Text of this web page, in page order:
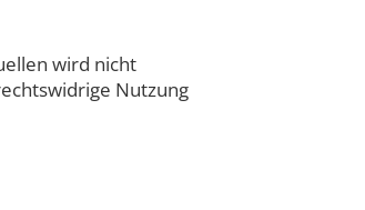
wird nicht
Nutzung